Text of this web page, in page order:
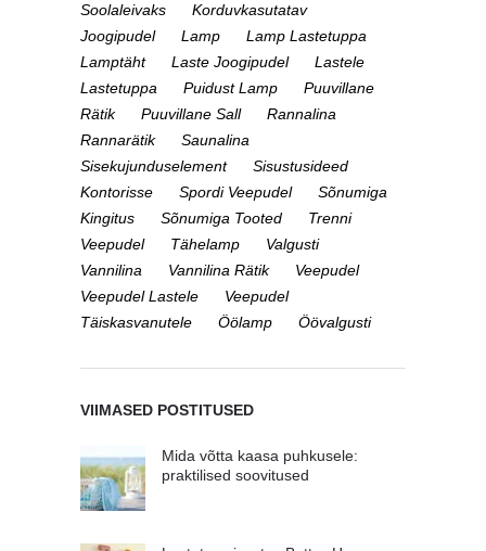
Soolaleivaks
Korduvkasutatav
Joogipudel
Lamp
Lamp Lastetuppa
Lamptäht
Laste Joogipudel
Lastele
Lastetuppa
Puidust Lamp
Puuvillane
Rätik
Puuvillane Sall
Rannalina
Rannarätik
Saunalina
Sisekujunduselement
Sisustusideed
Kontorisse
Spordi Veepudel
Sõnumiga
Kingitus
Sõnumiga Tooted
Trenni
Veepudel
Tähelamp
Valgusti
Vannilina
Vannilina Rätik
Veepudel
Veepudel Lastele
Veepudel
Täiskasvanutele
Öölamp Öövalgusti
VIIMASED POSTITUSED
Mida võtta kaasa puhkusele:
praktilised soovitused